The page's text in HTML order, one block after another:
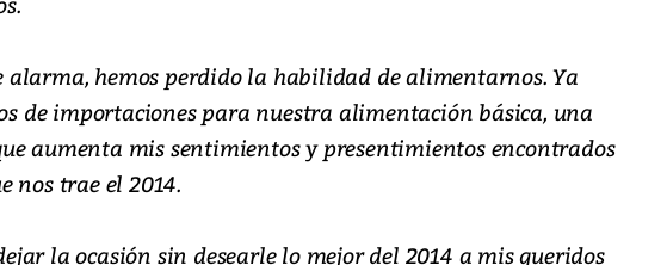
alarma, hemos perdido la habilidad de alimentarnos. Ya
de importaciones para nuestra alimentación básica, una
aumenta mis sentimientos y presentimientos encontrados
nos trae el 2014.
la ocasión sin desearle lo mejor del 2014 a mis queridos